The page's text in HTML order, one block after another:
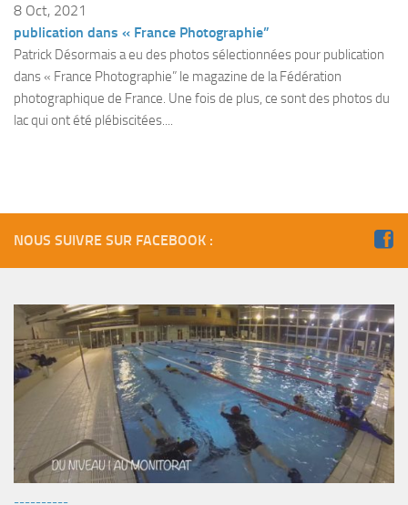
NAGE
NAP / NEV
Agenda
Les Palmes du Lac
Occasions
8 Oct, 2021
publication dans « France Photographie”
Patrick Désormais a eu des photos sélectionnées pour publication
dans « France Photographie” le magazine de la Fédération
photographique de France. Une fois de plus, ce sont des photos du
lac qui ont été plébiscitées....
NOUS SUIVRE SUR FACEBOOK :